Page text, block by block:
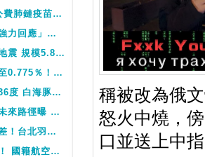
新型疫苗 疾管署：317萬人受惠
油價急漲後仍守穩90美元之上
大震度5弱、氣象廳籲留意餘震
起受理申請 寬限期延長2年
最靠近台灣 不排除發海警
飆39度 午後山區防大雨
成僅花34分鐘直落二贏球闖16強
返日本航班異動一次看
稱被改為俄
怒火中燒，
口並送上中